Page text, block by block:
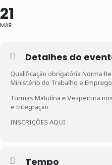
21
MAR
Detalhes do
Qualificação obrigatória Norma
Ministério do Trabalho e
Turmas Matutina e Vespertina
e Integração
INSCRIÇÕES AQUI
Tempo